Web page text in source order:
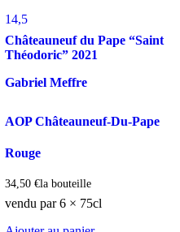
14,5
Châteauneuf du Pape “Saint
Théodoric” 2021
Gabriel Meffre
AOP Châteauneuf-Du-Pape
Rouge
34,50 €la bouteille
vendu par 6 × 75cl